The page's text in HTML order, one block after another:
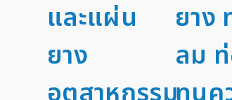
และแผ่น
ยาง
ยาง
ลม